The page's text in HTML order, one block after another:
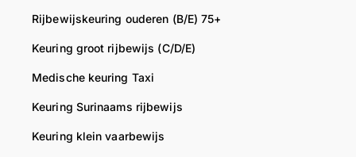
Rijbewijskeuring ouderen (B/E) 75+
Keuring groot rijbewijs (C/D/E)
Medische keuring Taxi
Keuring Surinaams rijbewijs
Keuring klein vaarbewijs